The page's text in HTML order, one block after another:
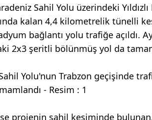
Sahil Yolu üzerindeki
kalan 4,4 kilometrelik tünelli
bağlantı yolu trafiğe açıldı.
2x3 şeritli bölünmüş yol da
projenin sahil kesiminde bulunan,